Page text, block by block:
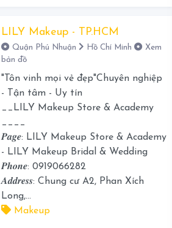
LILY Makeup - TP.HCM
Quận Phú Nhuận Hồ Chí Minh
Xem
bản đồ
"Tôn vinh mọi vẻ đẹp"Chuyên nghiệp
- Tận tâm - Uy tín
__LILY Makeup Store & Academy
____
𝑷𝒂𝒈𝒆: LILY Makeup Store & Academy
- LILY Makeup Bridal & Wedding
𝑷𝒉𝒐𝒏𝒆: 0919066282
𝑨𝒅𝒅𝒓𝒆𝒔𝒔: Chung cư A2, Phan Xích
Long,...
Makeup